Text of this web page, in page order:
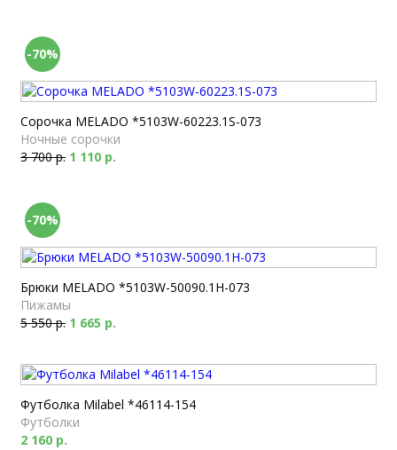
-70%
Сорочка MELADO *5103W-60223.1S-073
Ночные сорочки
3 700 р. 1 110 р.
-70%
Брюки MELADO *5103W-50090.1H-073
Пижамы
5 550 р. 1 665 р.
Футболка Milabel *46114-154
Футболки
2 160 р.